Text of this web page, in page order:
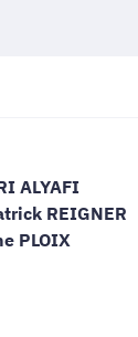
ALYAFI
REIGNER
PLOIX